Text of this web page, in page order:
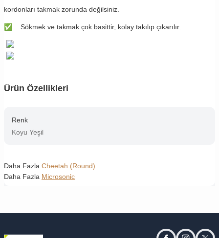
kordonları takmak zorunda değilsiniz.
✅ ​Sökmek ve takmak çok basittir, kolay takılıp çıkarılır.
Ürün Özellikleri
Renk
Koyu Yeşil
Daha Fazla Cheetah (Round)
Daha Fazla Microsonic